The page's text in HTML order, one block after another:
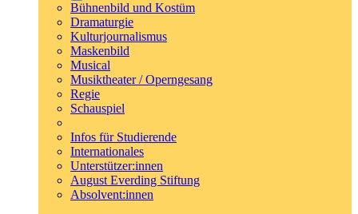
Bühnenbild und Kostüm
Dramaturgie
Kulturjournalismus
Maskenbild
Musical
Musiktheater / Operngesang
Regie
Schauspiel
Infos für Studierende
Internationales
Unterstützer:innen
August Everding Stiftung
Absolvent:innen